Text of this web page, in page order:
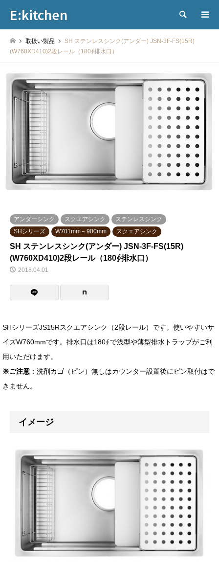
E:kitchen 検索
取扱い製品
SH ステンレスシンク(アンダー) JSN-3F-FS(15R)
(W760XD410)2段レール（180∮排水口）
アンダーシンク スクエアシンク
ステンレスシンク
SHシリーズ
W701mm～900mm スクエアシンク
SH ステンレスシンク(アンダー) JSN-3F-FS(15R)
(W760XD410)2段レール（180∮排水口）
2018.04.01
SHシリーズJS15Rスクエアシンク（2段レール）です。使いやすいサ
イズW760mmです。排水口は180∮で浅型や薄型排水トラップがご利
用いただけます。
※ご注意 ：洗剤カゴ（ピン）無しはカウンター設置後にピン取付はで
きません。
イメージ